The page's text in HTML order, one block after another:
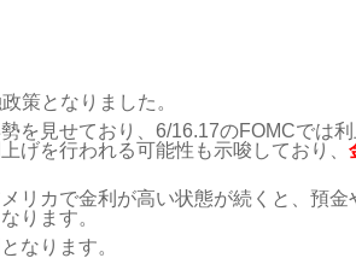
策となりました。
を見せており、6/16.17のFOMCでは
げを行われる可能性も示唆しており、
リカで金利が高い状態が続くと、預金
ります。
なります。